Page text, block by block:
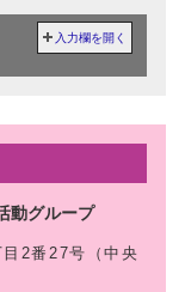
入力欄を開く
動グループ
2番27号（中央